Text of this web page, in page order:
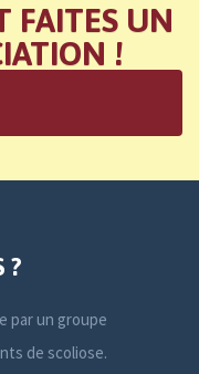
FAITES UN
!
?
par un groupe
de scoliose.